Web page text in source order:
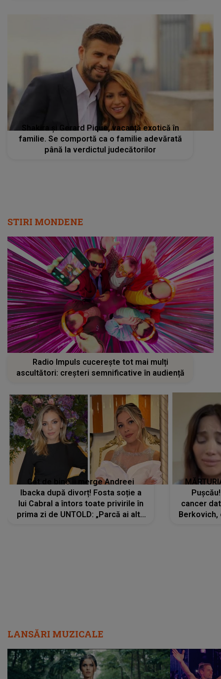
Shakira și Gerard Pique, vacanță exotică în
familie. Se comportă ca o familie adevărată
până la verdictul judecătorilor
STIRI MONDENE
Radio Impuls cucerește tot mai mulți
ascultători: creșteri semnificative în audiență
Cât de bine îi merge Andreei
Ibacka după divorț! Fosta soție a
lui Cabral a întors toate privirile în
prima zi de UNTOLD: „Parcă ai altă
cancer
LANSĂRI MUZICALE